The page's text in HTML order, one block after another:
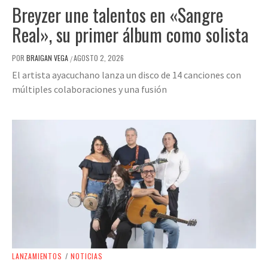
Breyzer une talentos en «Sangre
Real», su primer álbum como solista
POR BRAIGAN VEGA /AGOSTO 2, 2026
El artista ayacuchano lanza un disco de 14 canciones con
múltiples colaboraciones y una fusión
LANZAMIENTOS / NOTICIAS